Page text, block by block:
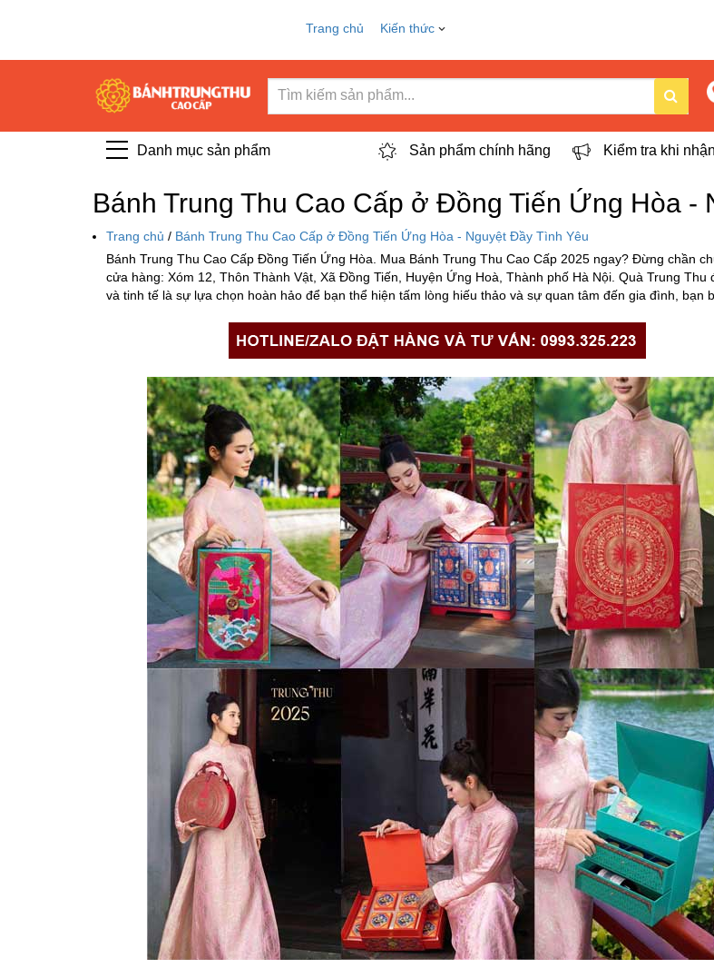
Trang chủ Kiến thức
Danh mục sản phẩm Sản phẩm chính hãng Kiểm tra khi
Bánh Trung Thu Cao Cấp ở Đồng Tiến Ứng Hòa -
Trang chủ / Bánh Trung Thu Cao Cấp ở Đồng Tiến Ứng Hòa - Nguyệt Đầy Tình Yêu
Bánh Trung Thu Cao Cấp Đồng Tiến Ứng Hòa. Mua Bánh Trung Thu Cao Cấp 2025 ngay? Đừng chần
cửa hàng: Xóm 12, Thôn Thành Vật, Xã Đồng Tiến, Huyện Ứng Hoà, Thành phố Hà Nội. Quà Trung Thu
và tinh tế là sự lựa chọn hoàn hảo để bạn thể hiện tấm lòng hiếu thảo và sự quan tâm đến gia đình, bạn